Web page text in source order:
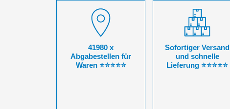
41980 x
Abgabestellen für
Waren ⭐⭐⭐⭐⭐
Sofortiger Versand
und schnelle
Lieferung ⭐⭐⭐⭐⭐